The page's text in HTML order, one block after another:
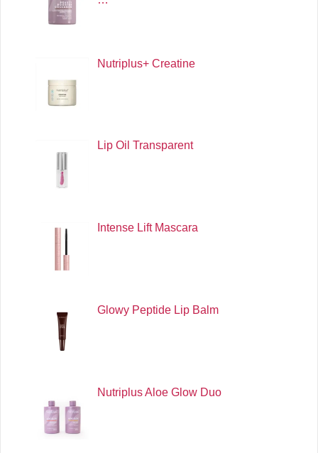
Nutriplus+ Creatine
Lip Oil Transparent
Intense Lift Mascara
Glowy Peptide Lip Balm
Nutriplus Aloe Glow Duo